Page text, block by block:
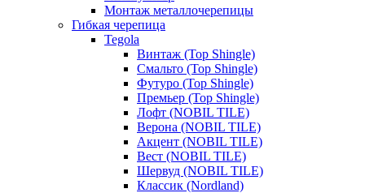
Монтаж металлочерепицы
Гибкая черепица
Tegola
Винтаж (Top Shingle)
Смальто (Top Shingle)
Футуро (Top Shingle)
Премьер (Top Shingle)
Лофт (NOBIL TILE)
Верона (NOBIL TILE)
Акцент (NOBIL TILE)
Вест (NOBIL TILE)
Шервуд (NOBIL TILE)
Классик (Nordland)